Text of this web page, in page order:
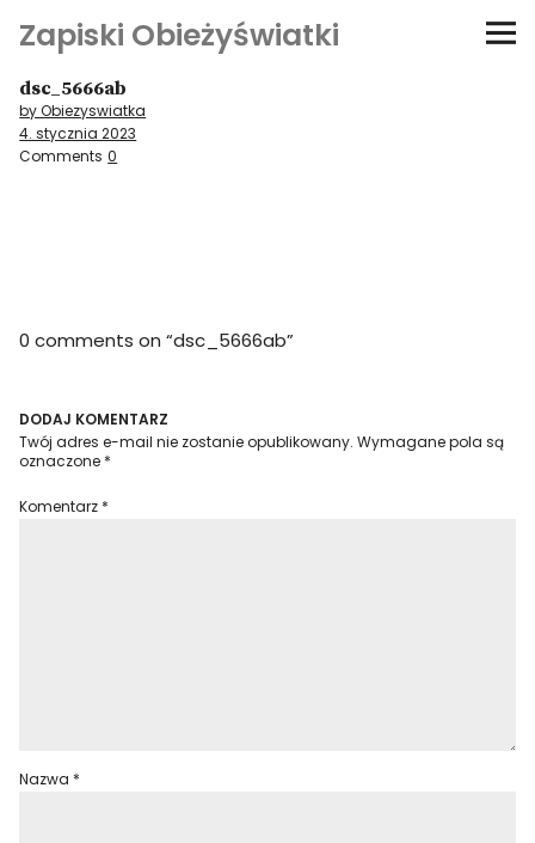
Zapiski Obieżyświatki
Podróże
Kultura i sztuka
Niezwyczajne ściany
Dom na kółkach
dsc_5666ab
by Obiezyswiatka
4. stycznia 2023
Comments 0
0 comments on “dsc_5666ab”
DODAJ KOMENTARZ
Twój adres e-mail nie zostanie opublikowany. Wymagane pola są
oznaczone *
Komentarz *
Nazwa *